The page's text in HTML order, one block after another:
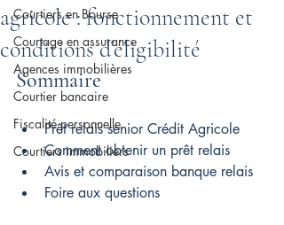
Courtiers en Bourse
Courtage en assurance
Agences immobilières
Courtier bancaire
Fiscalité personnelle
Courtiers immobiliers
agricole : fonctionnement et
conditions d’éligibilité
Sommaire
Prêt relais senior Crédit Agricole
Comment obtenir un prêt relais
Avis et comparaison banque relais
Foire aux questions